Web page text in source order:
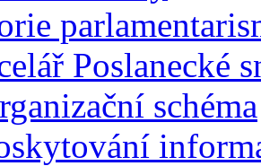
Poslanecké
schéma